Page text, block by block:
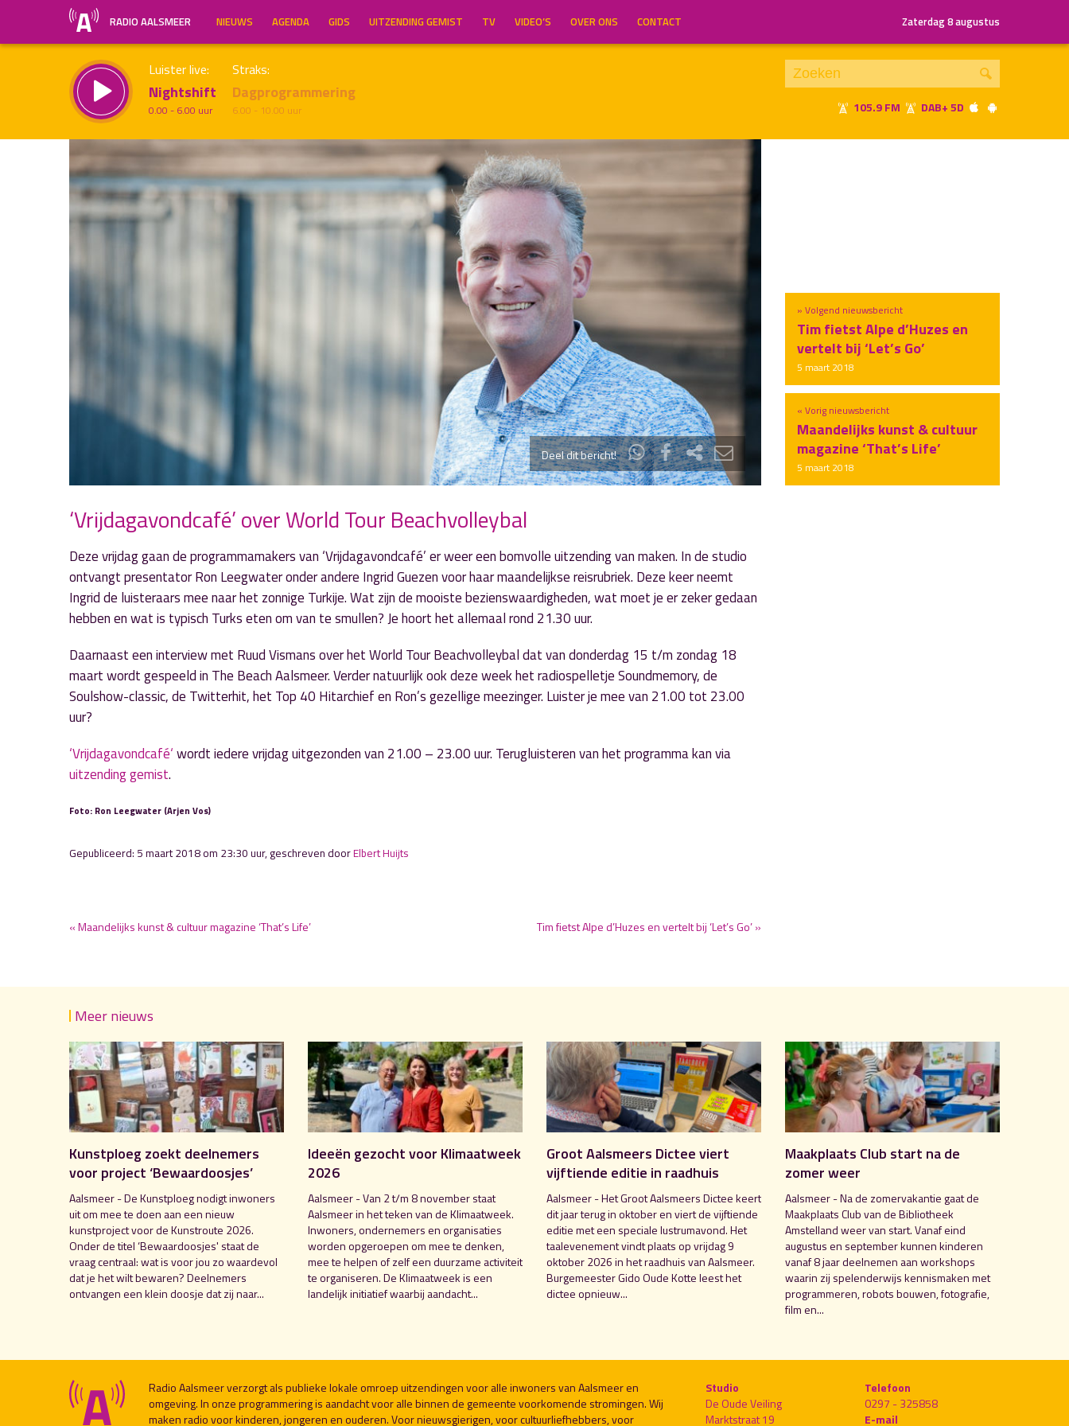
RADIO AALSMEER NIEUWS AGENDA GIDS UITZENDING GEMIST TV VIDEO’S OVER ONS CONTACT Zaterdag 8 augustus
Luister live:
Nightshift
0.00 - 6.00 uur
Straks:
Dagprogrammering
6.00 - 10.00 uur 105.9 FM DAB+ 5D
Inklappen
Deel dit bericht!
« Vorig nieuwsbericht
Maandelijks kunst & cultuur
magazine ‘That’s Life’
5 maart 2018
» Volgend nieuwsbericht
Tim fietst Alpe d’Huzes en
vertelt bij ‘Let’s Go’
5 maart 2018
‘Vrijdagavondcafé’ over World Tour Beachvolleybal
Deze vrijdag gaan de programmamakers van ‘Vrijdagavondcafé’ er weer een bomvolle uitzending van maken. In de studio
ontvangt presentator Ron Leegwater onder andere Ingrid Guezen voor haar maandelijkse reisrubriek. Deze keer neemt
Ingrid de luisteraars mee naar het zonnige Turkije. Wat zijn de mooiste bezienswaardigheden, wat moet je er zeker gedaan
hebben en wat is typisch Turks eten om van te smullen? Je hoort het allemaal rond 21.30 uur.
Daarnaast een interview met Ruud Vismans over het World Tour Beachvolleybal dat van donderdag 15 t/m zondag 18
maart wordt gespeeld in The Beach Aalsmeer. Verder natuurlijk ook deze week het radiospelletje Soundmemory, de
Soulshow-classic, de Twitterhit, het Top 40 Hitarchief en Ron’s gezellige meezinger. Luister je mee van 21.00 tot 23.00
uur?
‘Vrijdagavondcafé‘wordt iedere vrijdag uitgezonden van 21.00 – 23.00 uur. Terugluisteren van het programma kan via
uitzending gemist.
Foto: Ron Leegwater (Arjen Vos)
Gepubliceerd: 5 maart 2018 om 23:30 uur, geschreven doorElbert Huijts
« Maandelijks kunst & cultuur magazine ‘That’s Life’ Tim fietst Alpe d’Huzes en vertelt bij ‘Let’s Go’ »
Meer nieuws
Kunstploeg zoekt deelnemers
voor project ‘Bewaardoosjes’
Aalsmeer - De Kunstploeg nodigt inwoners
uit om mee te doen aan een nieuw
kunstproject voor de Kunstroute 2026.
Onder de titel ‘Bewaardoosjes' staat de
vraag centraal: wat is voor jou zo waardevol
dat je het wilt bewaren? Deelnemers
ontvangen een klein doosje dat zij naar...
Ideeën gezocht voor Klimaatweek
2026
Aalsmeer - Van 2 t/m 8 november staat
Aalsmeer in het teken van de Klimaatweek.
Inwoners, ondernemers en organisaties
worden opgeroepen om mee te denken,
mee te helpen of zelf een duurzame activiteit
te organiseren. De Klimaatweek is een
landelijk initiatief waarbij aandacht...
Groot Aalsmeers Dictee viert
vijftiende editie in raadhuis
Aalsmeer - Het Groot Aalsmeers Dictee keert
dit jaar terug in oktober en viert de vijftiende
editie met een speciale lustrumavond. Het
taalevenement vindt plaats op vrijdag 9
oktober 2026 in het raadhuis van Aalsmeer.
Burgemeester Gido Oude Kotte leest het
dictee opnieuw...
Maakplaats Club start na de
zomer weer
Aalsmeer - Na de zomervakantie gaat de
Maakplaats Club van de Bibliotheek
Amstelland weer van start. Vanaf eind
augustus en september kunnen kinderen
vanaf 8 jaar deelnemen aan workshops
waarin zij spelenderwijs kennismaken met
programmeren, robots bouwen, fotografie,
film en...
Radio Aalsmeer verzorgt als publieke lokale omroep uitzendingen voor alle inwoners van Aalsmeer en
omgeving. In onze programmering is aandacht voor alle binnen de gemeente voorkomende stromingen. Wij
maken radio voor kinderen, jongeren en ouderen. Voor nieuwsgierigen, voor cultuurliefhebbers, voor
Studio
De Oude Veiling
Marktstraat 19
Telefoon
0297 - 325858
E-mail